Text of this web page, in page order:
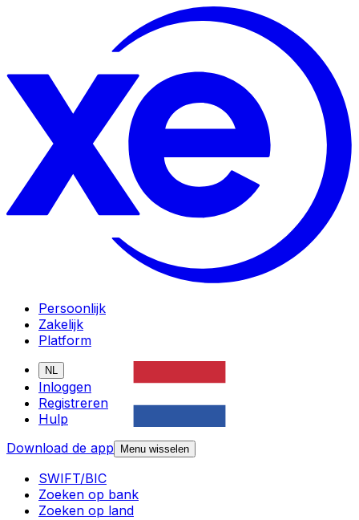
Persoonlijk
Zakelijk
Platform
NL
Inloggen
Registreren
Hulp
Download de app
Menu wisselen
SWIFT/BIC
Zoeken op bank
Zoeken op land